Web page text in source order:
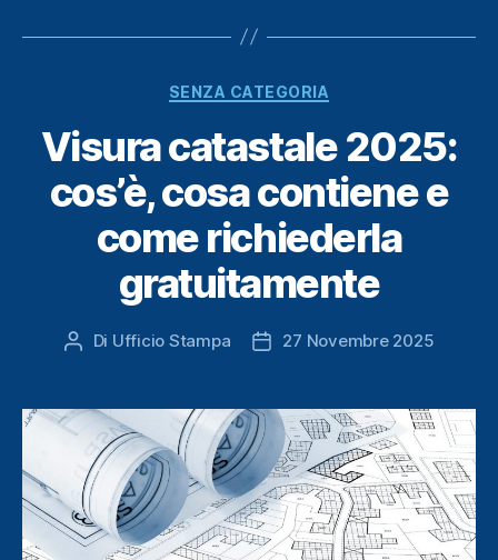
Categorie
SENZA CATEGORIA
Visura catastale 2025:
cos’è, cosa contiene e
come richiederla
gratuitamente
Autore
Di Ufficio Stampa
Data27 Novembre 2025